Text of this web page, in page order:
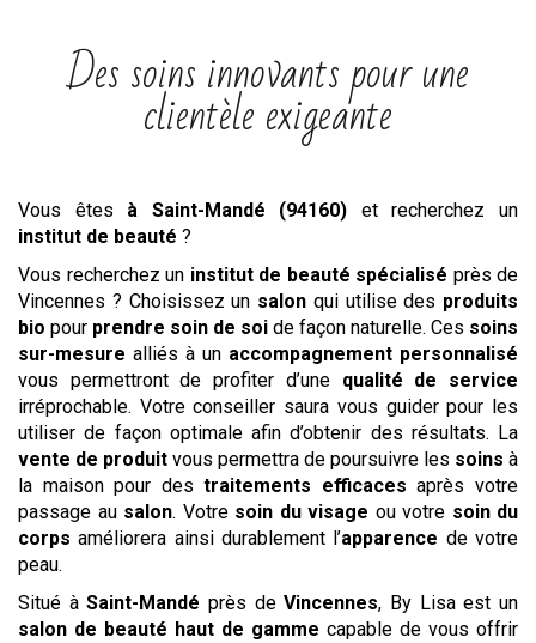
Des soins innovants pour une
clientèle exigeante
Vous êtes à Saint-Mandé (94160) et recherchez un
institut de beauté ?
Vous recherchez un institut de beauté spécialisé près de
Vincennes ? Choisissez un salon qui utilise des produits
bio pour prendre soin de soi de façon naturelle. Ces soins
sur-mesure alliés à un accompagnement personnalisé
vous permettront de profiter d’une qualité de service
irréprochable. Votre conseiller saura vous guider pour les
utiliser de façon optimale afin d’obtenir des résultats. La
vente de produit vous permettra de poursuivre les soins à
la maison pour destraitements efficaces après votre
passage au salon. Votre soin du visage ou votre soin du
corps améliorera ainsi durablement l’apparence de votre
peau.
Situé àSaint-Mandé près deVincennes, By Lisa est un
salon de beauté haut de gamme capable de vous offrir